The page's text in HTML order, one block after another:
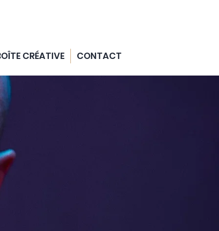
CRÉATIVE CONTACT